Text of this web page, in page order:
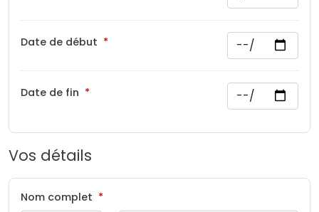
Date de début
Date de fin
Vos détails
Nom complet